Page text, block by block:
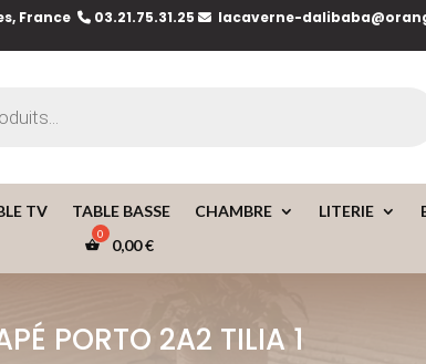
France 03.21.75.31.25 lacaverne-
TV TABLE BASSE CHAMBRE LITERIE
0,00€
PORTO 2A2 TILIA 1